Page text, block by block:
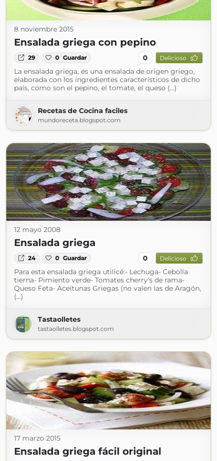
8 noviembre 2015
Ensalada griega con pepino
29 0 Guardar 0 Delicioso
La ensalada griega, es una ensalada de origen griego,
elaborada con los ingredientes característicos de dicho
país, como son el pepino, el tomate, el queso (...)
Recetas de Cocina faciles
mundoreceta.blogspot.com
12 mayo 2008
Ensalada griega
24 0 Guardar 0 Delicioso
Para esta ensalada griega utilicé:- Lechuga- Cebolla
tierna- Pimiento verde- Tomates cherry's de rama-
Queso Feta- Aceitunas Griegas (no valen las de Aragón,
(...)
Tastaolletes
tastaolletes.blogspot.com
17 marzo 2015
Ensalada griega fácil original